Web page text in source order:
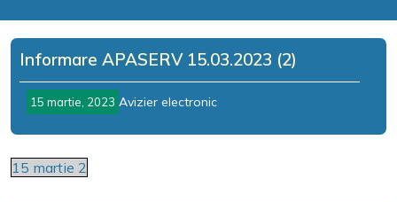
Informare APASERV 15.03.2023 (2)
15 martie, 2023 Avizier electronic
15 martie 2